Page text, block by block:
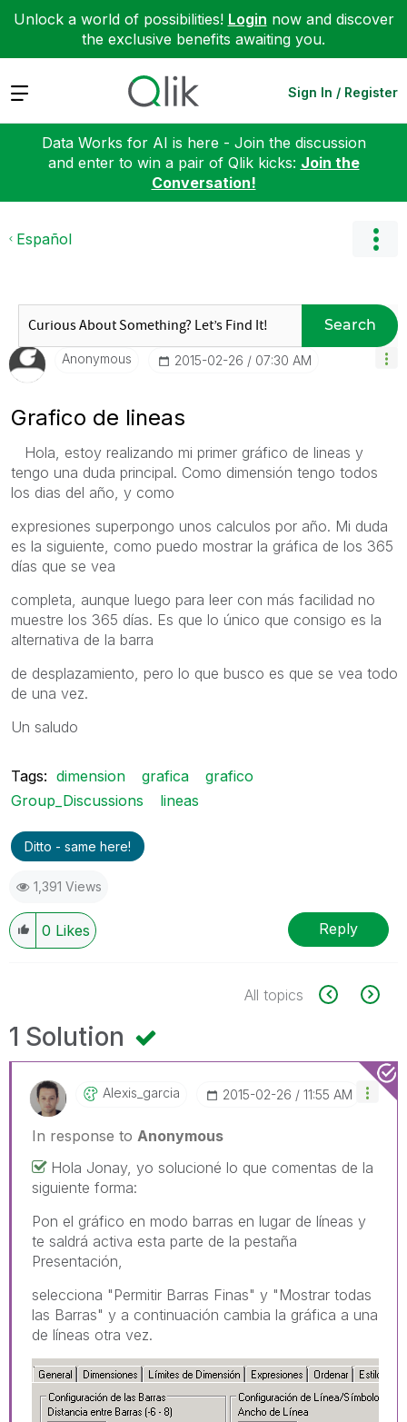
Unlock a world of possibilities! Login now and discover
the exclusive benefits awaiting you.
Expand Sign In / Register
Data Works for AI is here - Join the discussion
and enter to win a pair of Qlik kicks: Join the
Conversation!
Español
Search
Anonymous ‎2015-02-26 07:30 AM
Grafico de lineas
Hola, estoy realizando mi primer gráfico de lineas y
tengo una duda principal. Como dimensión tengo todos
los dias del año, y como
expresiones superpongo unos calculos por año. Mi duda
es la siguiente, como puedo mostrar la gráfica de los 365
días que se vea
completa, aunque luego para leer con más facilidad no
muestre los 365 días. Es que lo único que consigo es la
alternativa de la barra
de desplazamiento, pero lo que busco es que se vea todo
de una vez.
Un saludo
Tags: dimension grafica
grafico
Group_Discussions
lineas
Ditto - same here!
1,391 Views
0 Likes Reply
All topics
1 Solution
Alexis_garcia ‎2015-02-26 11:55 AM
In response to Anonymous
Hola Jonay, yo solucioné lo que comentas de la
siguiente forma:
Pon el gráfico en modo barras en lugar de líneas y
te saldrá activa esta parte de la pestaña
Presentación,
selecciona "Permitir Barras Finas" y "Mostrar todas
las Barras" y a continuación cambia la gráfica a una
de líneas otra vez.